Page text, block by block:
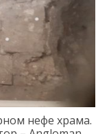
нефе храма.